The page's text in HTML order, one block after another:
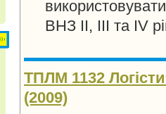
ВНЗ II, III та IV
ТПЛМ 1132
(2009)